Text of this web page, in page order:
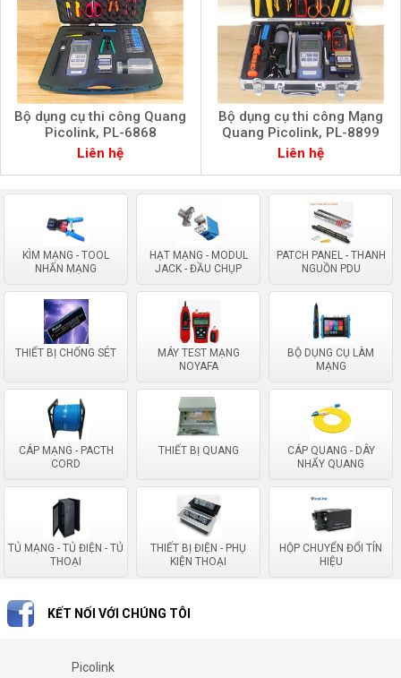
Bộ dụng cụ thi công Quang
Picolink, PL-6868
Liên hệ
Bộ dụng cụ thi công Mạng
Quang Picolink, PL-8899
Liên hệ
KÌM MẠNG - TOOL
NHẤN MẠNG
HẠT MẠNG - MODUL
JACK - ĐẦU CHỤP
PATCH PANEL - THANH
NGUỒN PDU
THIẾT BỊ CHỐNG SÉT
MÁY TEST MẠNG
NOYAFA
BỘ DỤNG CỤ LÀM
MẠNG
CÁP MẠNG - PACTH
CORD
THIẾT BỊ QUANG
CÁP QUANG - DÂY
NHẨY QUANG
TỦ MẠNG - TỦ ĐIỆN - TỦ
THOẠI
THIẾT BỊ ĐIỆN - PHỤ
KIỆN THOẠI
HỘP CHUYỂN ĐỔI TÍN
HIỆU
KẾT NỐI VỚI CHÚNG TÔI
Picolink